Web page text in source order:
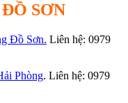
SƠN
Đồ Sơn. Liên hệ: 0979
Phòng. Liên hệ: 0979